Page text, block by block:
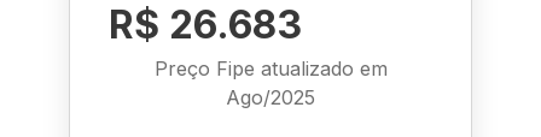
R$ 26.683
Preço Fipe atualizado em
Ago/2025